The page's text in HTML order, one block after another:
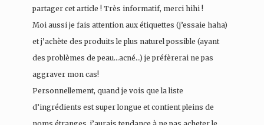
partager cet article ! Très informatif, merci hihi !
Moi aussi je fais attention aux étiquettes (j’essaie haha)
et j’achète des produits le plus naturel possible (ayant
des problèmes de peau…acné…) je préfèrerai ne pas
aggraver mon cas!
Personnellement, quand je vois que la liste
d’ingrédients est super longue et contient pleins de